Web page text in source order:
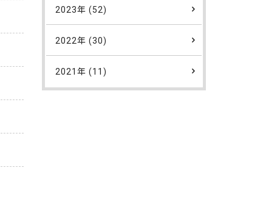
2023年 (52)
2022年 (30)
2021年 (11)